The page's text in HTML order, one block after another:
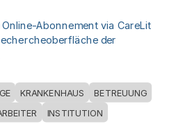
Abonnement via CareLit
der
KRANKENHAUS
BETREUUNG
INSTITUTION